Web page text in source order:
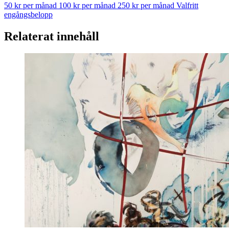
50 kr per månad 100 kr per månad 250 kr per månad Valfritt
engångsbelopp
Relaterat innehåll